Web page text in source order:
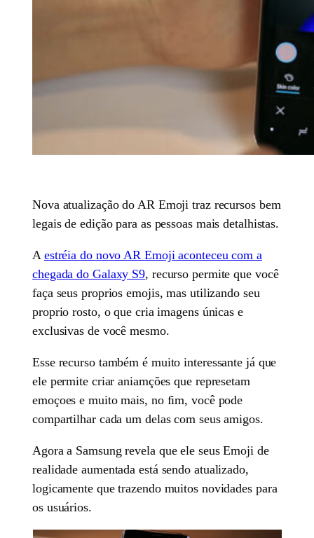
Nova atualização do AR Emoji traz recursos bem
legais de edição para as pessoas mais detalhistas.
A estréia do novo AR Emoji aconteceu com a
chegada do Galaxy S9, recurso permite que você
faça seus proprios emojis, mas utilizando seu
proprio rosto, o que cria imagens únicas e
exclusivas de você mesmo.
Esse recurso também é muito interessante já que
ele permite criar aniamções que represetam
emoçoes e muito mais, no fim, você pode
compartilhar cada um delas com seus amigos.
Agora a Samsung revela que ele seus Emoji de
realidade aumentada está sendo atualizado,
logicamente que trazendo muitos novidades para
os usuários.